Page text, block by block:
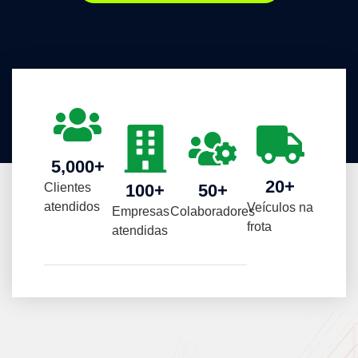
Clientes
atendidos
5,000+
Empresas
atendidas
100+
Colaboradores
50+
Veículos na
frota
20+